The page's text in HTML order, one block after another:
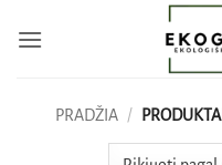
PRADŽIA /